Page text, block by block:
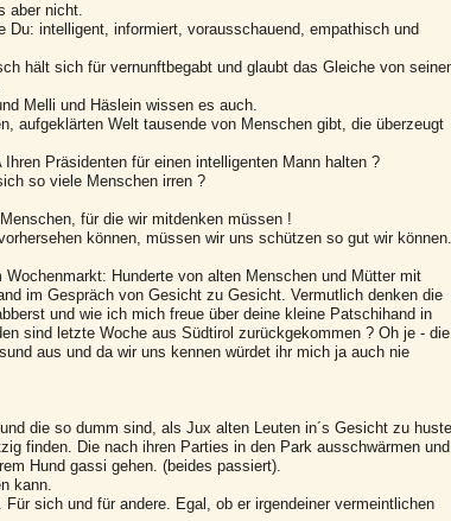
aber nicht.
intelligent, informiert, vorausschauend, empathisch und
hält sich für vernunftbegabt und glaubt das Gleiche von
Melli und Häslein wissen es auch.
aufgeklärten Welt tausende von Menschen gibt, die überzeugt
Präsidenten für einen intelligenten Mann halten ?
so viele Menschen irren ?
für die wir mitdenken müssen !
können, müssen wir uns schützen so gut wir können.
Hunderte von alten Menschen und Mütter mit
im Gespräch von Gesicht zu Gesicht. Vermutlich denken die
und wie ich mich freue über deine kleine Patschihand in
sind letzte Woche aus Südtirol zurückgekommen ? Oh je - die
aus und da wir uns kennen würdet ihr mich ja auch nie
die so dumm sind, als Jux alten Leuten in´s Gesicht zu
finden. Die nach ihren Parties in den Park ausschwärmen und
Hund gassi gehen. (beides passiert).
kann.
sich und für andere. Egal, ob er irgendeiner vermeintlichen